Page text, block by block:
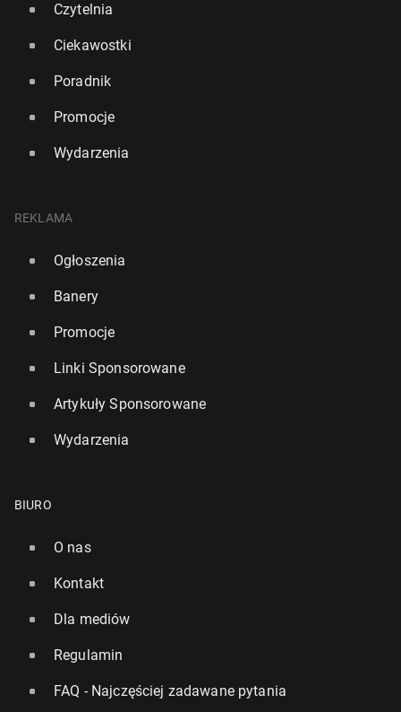
Czytelnia
Ciekawostki
Poradnik
Promocje
Wydarzenia
REKLAMA
Ogłoszenia
Banery
Promocje
Linki Sponsorowane
Artykuły Sponsorowane
Wydarzenia
BIURO
O nas
Kontakt
Dla mediów
Regulamin
FAQ - Najczęściej zadawane pytania